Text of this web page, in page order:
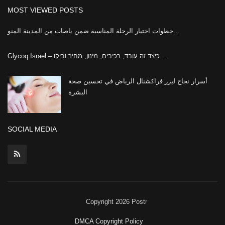
MOST VIEWED POSTS
أسرار نجاح ليزر فراكشنال الرياض في تحسين صحة
البشرة
SOCIAL MEDIA
Copyright 2026 Postr
DMCA Copyright Policy